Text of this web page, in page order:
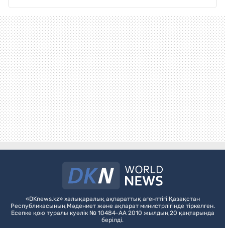
«DKnews.kz» халықаралық ақпараттық агенттігі Қазақстан
Республикасының Мәдениет және ақпарат министрлігінде тіркелген.
Есепке қою туралы куәлік № 10484-АА 2010 жылдың 20 қаңтарында
берілді.